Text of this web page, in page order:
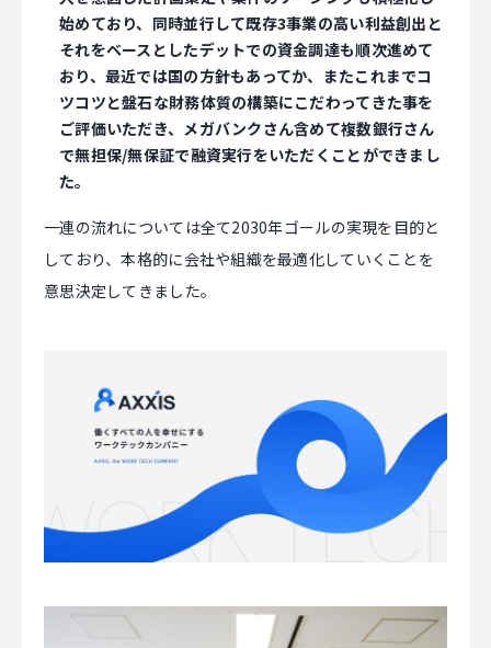
始めており、同時並行して既存3事業の高い利益創出と
それをベースとしたデットでの資金調達も順次進めて
おり、最近では国の方針もあってか、またこれまでコ
ツコツと盤石な財務体質の構築にこだわってきた事を
ご評価いただき、メガバンクさん含めて複数銀行さん
で無担保/無保証で融資実行をいただくことができまし
た。
一連の流れについては全て2030年ゴールの実現を目的と
しており、本格的に会社や組織を最適化していくことを
意思決定してきました。